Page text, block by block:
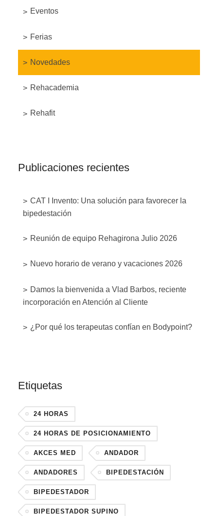
Eventos
Ferias
Novedades
Rehacademia
Rehafit
Publicaciones recientes
CAT I Invento: Una solución para favorecer la
bipedestación
Reunión de equipo Rehagirona Julio 2026
Nuevo horario de verano y vacaciones 2026
Damos la bienvenida a Vlad Barbos, reciente
incorporación en Atención al Cliente
¿Por qué los terapeutas confían en Bodypoint?
Etiquetas
24 HORAS
24 HORAS DE POSICIONAMIENTO
AKCES MED ANDADOR
ANDADORES BIPEDESTACIÓN
BIPEDESTADOR
BIPEDESTADOR SUPINO